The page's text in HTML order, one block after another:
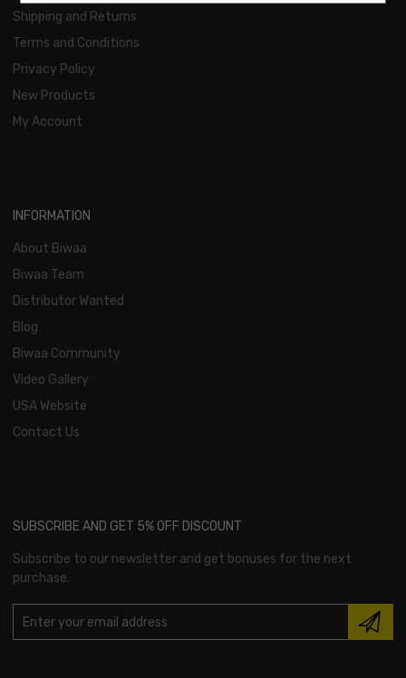
Shipping and Returns
Terms and Conditions
Privacy Policy
New Products
My Account
INFORMATION
About Biwaa
Biwaa Team
Distributor Wanted
Blog
Biwaa Community
Video Gallery
USA Website
Contact Us
SUBSCRIBE AND GET 5% OFF DISCOUNT
Subscribe to our newsletter and get bonuses for the next
purchase.